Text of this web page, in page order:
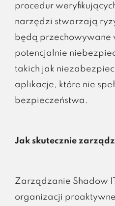
procedur
narzędzi stwarzają
będą przechowywane
potencjalnie
takich jak
aplikacje, które nie
bezpieczeństwa.
Jak skutecznie
Zarządzanie Shadow
organizacji